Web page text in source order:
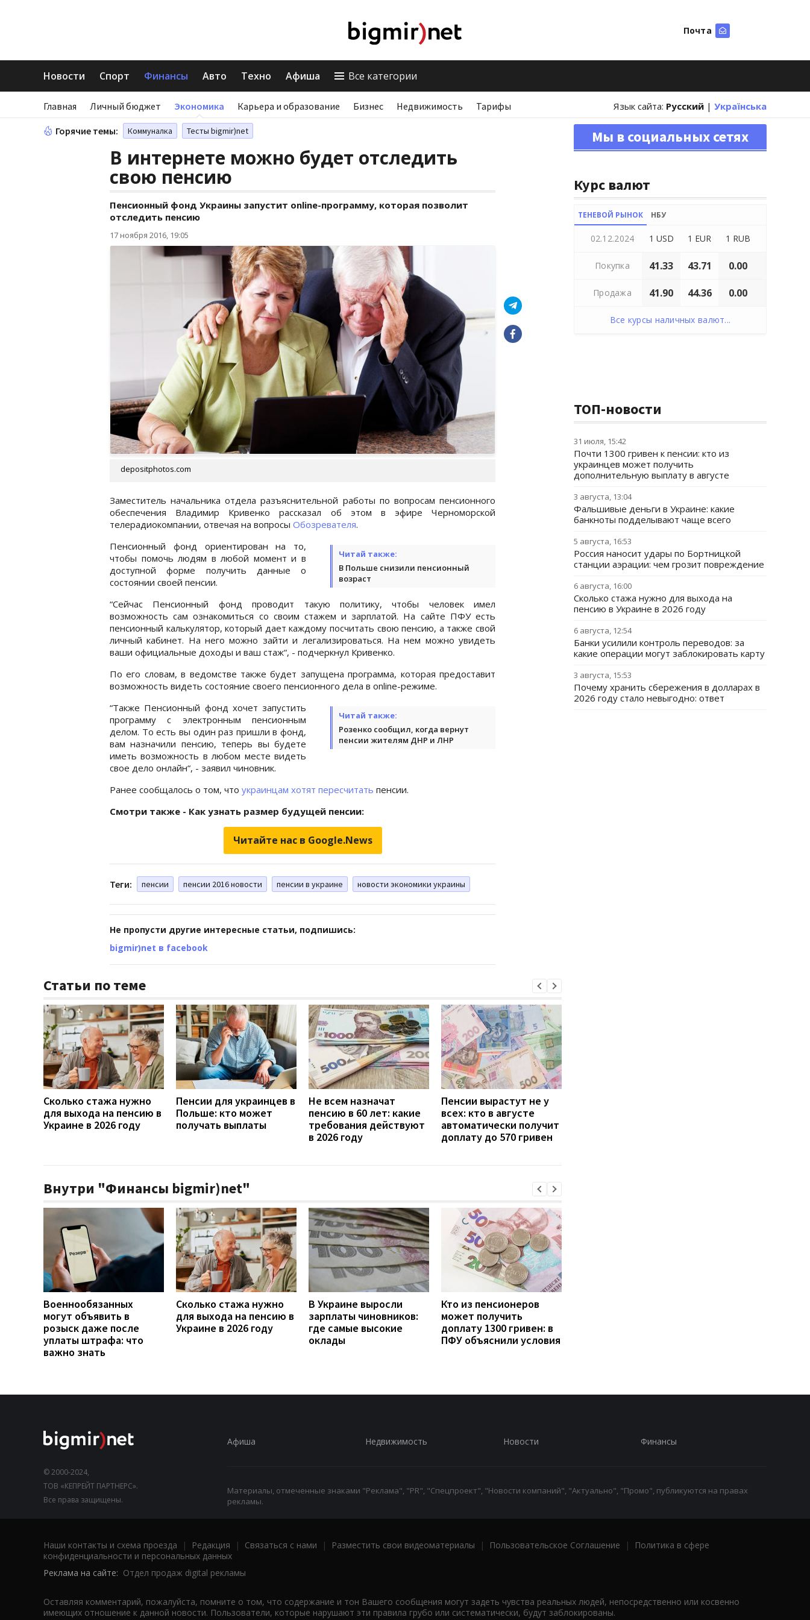
Почта
Новости Спорт Финансы Авто Техно Афиша Все категории
Главная Личный бюджет Экономика Карьера и образование Бизнес Недвижимость Тарифы Язык сайта: Русский | Українська
Горячие темы: Коммуналка Тесты bigmir)net
В интернете можно будет отследить
свою пенсию
Пенсионный фонд Украины запустит online-программу, которая позволит
отследить пенсию
17 ноября 2016, 19:05
depositphotos.com
Заместитель начальника отдела разъяснительной работы по вопросам пенсионного
обеспечения Владимир Кривенко рассказал об этом в эфире Черноморской
телерадиокомпании, отвечая на вопросы Обозревателя.
Читай также:
В Польше снизили пенсионный
возраст
Пенсионный фонд ориентирован на то,
чтобы помочь людям в любой момент и в
доступной форме получить данные о
состоянии своей пенсии.
“Сейчас Пенсионный фонд проводит такую политику, чтобы человек имел
возможность сам ознакомиться со своим стажем и зарплатой. На сайте ПФУ есть
пенсионный калькулятор, который дает каждому посчитать свою пенсию, а также свой
личный кабинет. На него можно зайти и легализироваться. На нем можно увидеть
ваши официальные доходы и ваш стаж“, - подчеркнул Кривенко.
По его словам, в ведомстве также будет запущена программа, которая предоставит
возможность видеть состояние своего пенсионного дела в online-режиме.
Читай также:
Розенко сообщил, когда вернут
пенсии жителям ДНР и ЛНР
“Также Пенсионный фонд хочет запустить
программу с электронным пенсионным
делом. То есть вы один раз пришли в фонд,
вам назначили пенсию, теперь вы будете
иметь возможность в любом месте видеть
свое дело онлайн“, - заявил чиновник.
Ранее сообщалось о том, что украинцам хотят пересчитать пенсии.
Смотри также - Как узнать размер будущей пенсии:
Читайте нас в Google.News
Теги: пенсии пенсии 2016 новости пенсии в украине новости экономики украины
Не пропусти другие интересные статьи, подпишись:
bigmir)net в facebook
Статьи по теме
Сколько стажа нужно
для выхода на пенсию в
Украине в 2026 году
Пенсии для украинцев в
Польше: кто может
получать выплаты
Не всем назначат
пенсию в 60 лет: какие
требования действуют
в 2026 году
Пенсии вырастут не у
всех: кто в августе
автоматически получит
доплату до 570 гривен
Внутри "Финансы bigmir)net"
Военнообязанных
могут объявить в
розыск даже после
уплаты штрафа: что
важно знать
Сколько стажа нужно
для выхода на пенсию в
Украине в 2026 году
В Украине выросли
зарплаты чиновников:
где самые высокие
оклады
Кто из пенсионеров
может получить
доплату 1300 гривен: в
ПФУ объяснили условия
Мы в социальных сетях
Курс валют
ТЕНЕВОЙ РЫНОК НБУ
02.12.2024 1 USD 1 EUR 1 RUB
Покупка 41.33 43.71 0.00
Продажа 41.90 44.36 0.00
Все курсы наличных валют...
ТОП-новости
31 июля, 15:42
Почти 1300 гривен к пенсии: кто из
украинцев может получить
дополнительную выплату в августе
3 августа, 13:04
Фальшивые деньги в Украине: какие
банкноты подделывают чаще всего
5 августа, 16:53
Россия наносит удары по Бортницкой
станции аэрации: чем грозит повреждение
6 августа, 16:00
Сколько стажа нужно для выхода на
пенсию в Украине в 2026 году
6 августа, 12:54
Банки усилили контроль переводов: за
какие операции могут заблокировать карту
3 августа, 15:53
Почему хранить сбережения в долларах в
2026 году стало невыгодно: ответ
© 2000-2024,
ТОВ «КЕПРЕЙТ ПАРТНЕРС».
Все права защищены.
Афиша Недвижимость Новости Финансы
Материалы, отмеченные знаками "Реклама", "PR", "Спецпроект", "Новости компаний", "Актуально", "Промо", публикуются на правах
рекламы.
Наши контакты и схема проезда | Редакция | Связаться с нами | Разместить свои видеоматериалы | Пользовательское Соглашение |
Политика в сфере
конфиденциальности и персональных данных
Реклама на сайте: Отдел продаж digital рекламы
Оставляя комментарий, пожалуйста, помните о том, что содержание и тон Вашего сообщения могут задеть чувства реальных людей, непосредственно или косвенно
имеющих отношение к данной новости. Пользователи, которые нарушают эти правила грубо или систематически, будут заблокированы.